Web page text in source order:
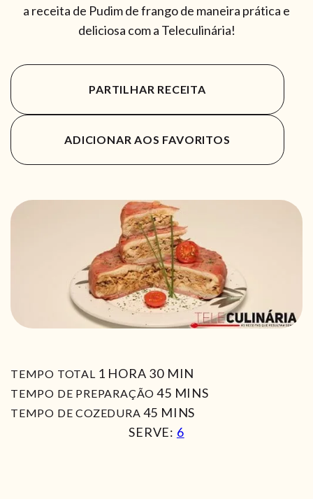
a receita de Pudim de frango de maneira prática e
deliciosa com a Teleculinária!
PARTILHAR RECEITA
ADICIONAR AOS FAVORITOS
TEMPO TOTAL 1 HORA
HORA 30MIN
MIN
TEMPO DE PREPARAÇÃO 45MIN
MINS
TEMPO DE COZEDURA 45 MIN
MINS
SERVE: 6